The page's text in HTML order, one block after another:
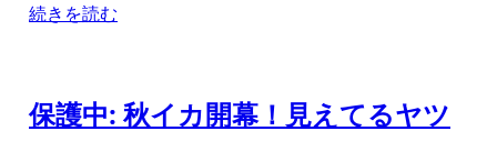
続きを読む
保護中: 秋イカ開幕！見えてるヤツ